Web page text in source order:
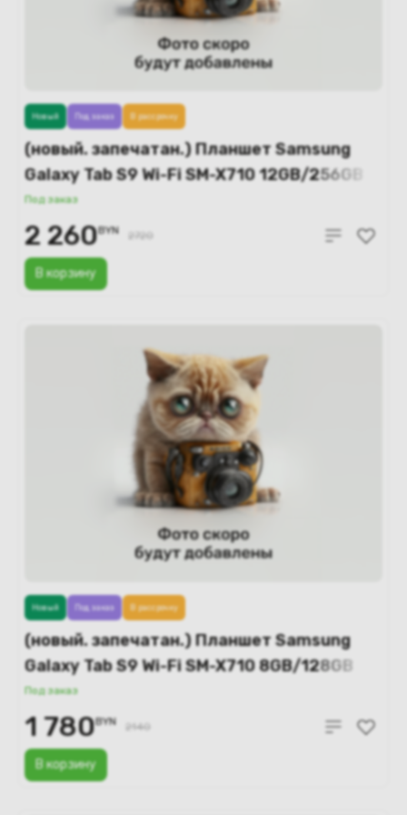
(новый. запечатан.) Планшет Samsung
Galaxy Tab S9 Wi-Fi SM-X710 12GB/256GB
(бежевый)
Под заказ
В корзину
Новый Под заказ В рассрочку
2 260BYN 2720
(новый. запечатан.) Планшет Samsung
Galaxy Tab S9 Wi-Fi SM-X710 8GB/128GB
(бежевый)
Под заказ
В корзину
Новый Под заказ В рассрочку
1 780BYN 2140